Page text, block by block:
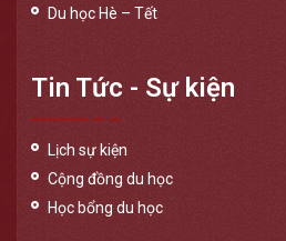
Du học Hè – Tết
Tin Tức - Sự kiện
Lịch sự kiện
Cộng đồng du học
Học bổng du học